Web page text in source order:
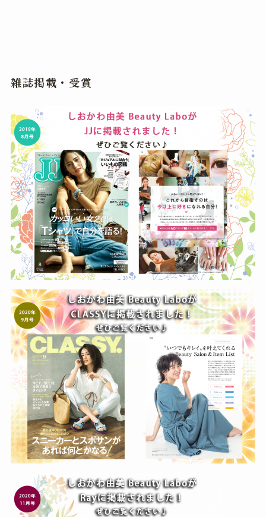
雑誌掲載・受賞